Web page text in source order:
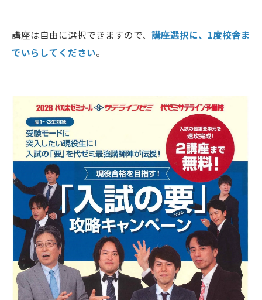
講座は自由に選択できますので、 講座選択に、1度校舎ま
でいらしてください。